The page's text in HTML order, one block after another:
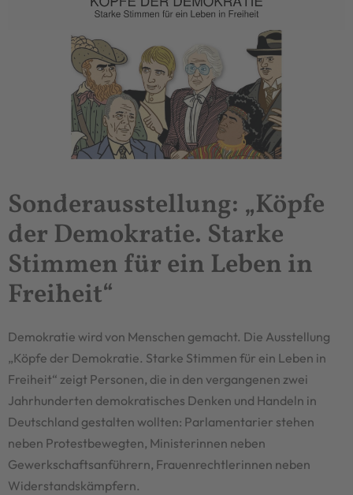
Sonderausstellung: „Köpfe
der Demokratie. Starke
Stimmen für ein Leben in
Freiheit“
Demokratie wird von Menschen gemacht. Die Ausstellung
„Köpfe der Demokratie. Starke Stimmen für ein Leben in
Freiheit“ zeigt Personen, die in den vergangenen zwei
Jahrhunderten demokratisches Denken und Handeln in
Deutschland gestalten wollten: Parlamentarier stehen
neben Protestbewegten, Ministerinnen neben
Gewerkschaftsanführern, Frauenrechtlerinnen neben
Widerstandskämpfern.